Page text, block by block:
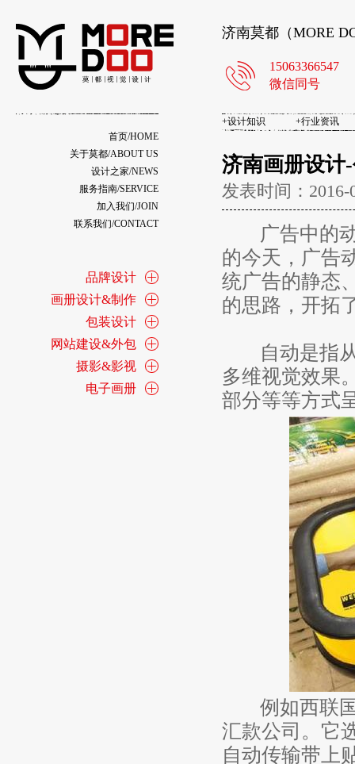
首页/HOME
关于莫都/ABOUT US
设计之家/NEWS
服务指南/SERVICE
加入我们/JOIN
联系我们/CONTACT
品牌设计
画册设计&制作
包装设计
网站建设&外包
摄影&影视
电子画册
济南莫都（MORE
15063366547
微信同号
+设计知识 +行业资讯
济南画册设计
发表时间：
广告中的动
的今天，广告
统广告的静态
的思路，开拓
自动是指从
多维视觉效果
部分等等方式
例如西联国
汇款公司。它
自动传输带上